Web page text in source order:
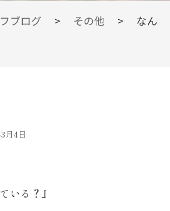
ブログ > その他 >
なん
月4日
いる？』